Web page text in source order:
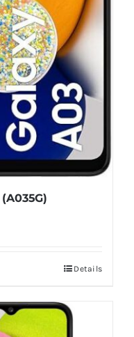
Details